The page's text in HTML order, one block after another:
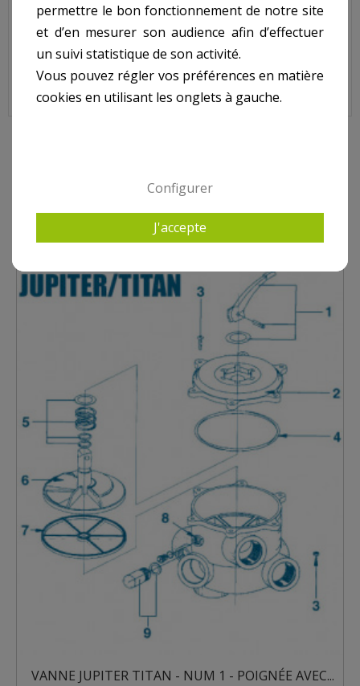
Sur image , N° 7
JUPITER TITAN - NUM 1 - POIGNÉE AVEC...
permettre le bon fonctionnement de notre site
et d’en mesurer son audience afin d’effectuer
un suivi statistique de son activité.
Vous pouvez régler vos préférences en matière
cookies en utilisant les onglets à gauche.
Configurer
J'accepte